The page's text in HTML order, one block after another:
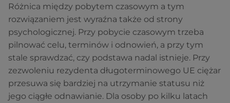
Różnica między pobytem czasowym a tym
rozwiązaniem jest wyraźna także od strony
psychologicznej. Przy pobycie czasowym trzeba
pilnować celu, terminów i odnowień, a przy tym
stale sprawdzać, czy podstawa nadal istnieje. Przy
zezwoleniu rezydenta długoterminowego UE ciężar
przesuwa się bardziej na utrzymanie statusu niż
jego ciągłe odnawianie. Dla osoby po kilku latach